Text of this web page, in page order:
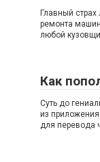
Главный
ремонта
любой
Как
Суть до
из приложения
для перевода